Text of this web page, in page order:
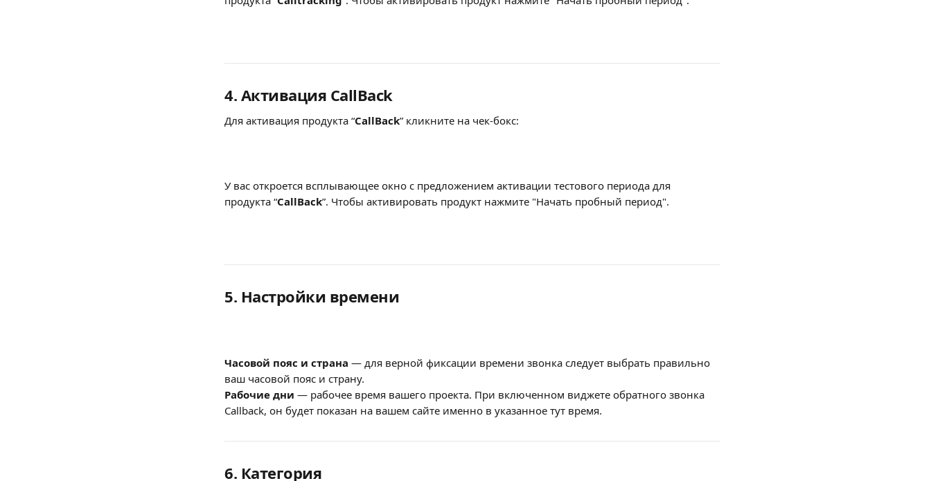
4. Активация CallBack
Для активация продукта “CallBack” кликните на чек-бокс:
У вас откроется всплывающее окно с предложением активации тестового периода для
продукта “CallBack”. Чтобы активировать продукт нажмите "Начать пробный период".
5. Настройки времени
Часовой пояс и страна — для верной фиксации времени звонка следует выбрать правильно
ваш часовой пояс и страну.
Рабочие дни — рабочее время вашего проекта. При включенном виджете обратного звонка
Callback, он будет показан на вашем сайте именно в указанное тут время.
6. Категория